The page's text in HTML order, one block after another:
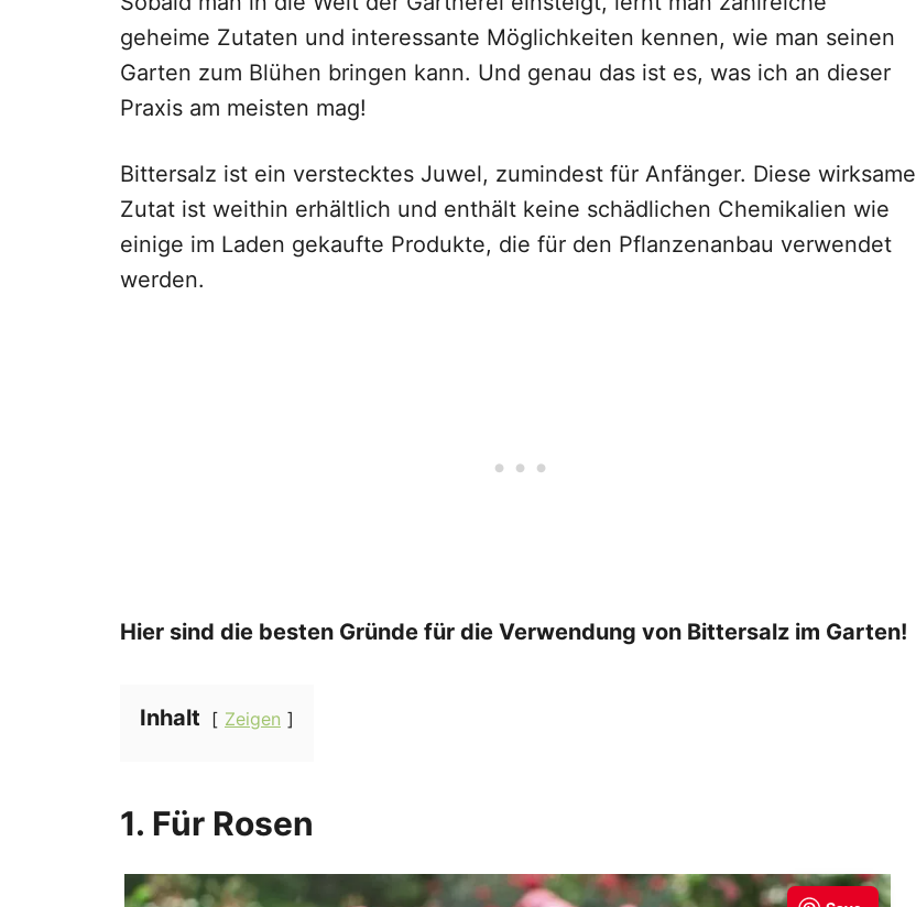
geheime Zutaten und interessante Möglichkeiten kennen, wie man seinen
Garten zum Blühen bringen kann. Und genau das ist es, was ich an dieser
Praxis am meisten mag!
Bittersalz ist ein verstecktes Juwel, zumindest für Anfänger. Diese wirksame
Zutat ist weithin erhältlich und enthält keine schädlichen Chemikalien wie
einige im Laden gekaufte Produkte, die für den Pflanzenanbau verwendet
werden.
Hier sind die besten Gründe für die Verwendung von Bittersalz im Garten!
Inhalt Zeigen
1. Für Rosen